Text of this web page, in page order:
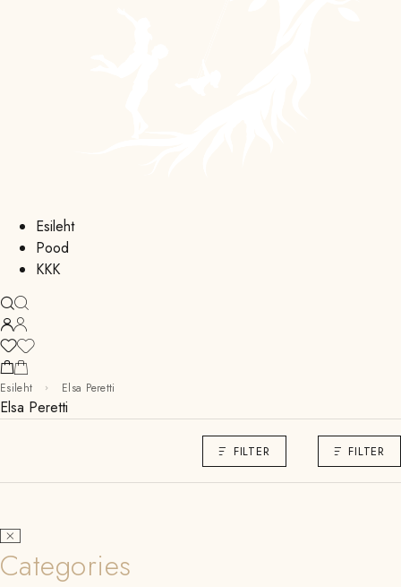
Esileht
Pood
KKK
Esileht Elsa Peretti
Elsa Peretti
FILTER FILTER
Categories